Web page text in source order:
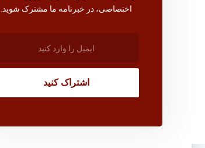
اختصاصی، در خبرنامه ما مشترک شوید.
اشتراک کنید